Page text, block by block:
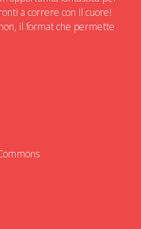
a correre con il cuore!
il format che permette